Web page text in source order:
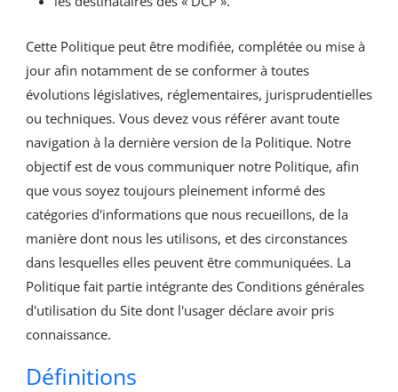
Cette Politique peut être modifiée, complétée ou mise à
jour afin notamment de se conformer à toutes
évolutions législatives, réglementaires, jurisprudentielles
ou techniques. Vous devez vous référer avant toute
navigation à la dernière version de la Politique. Notre
objectif est de vous communiquer notre Politique, afin
que vous soyez toujours pleinement informé des
catégories d'informations que nous recueillons, de la
manière dont nous les utilisons, et des circonstances
dans lesquelles elles peuvent être communiquées. La
Politique fait partie intégrante des Conditions générales
d'utilisation du Site dont l'usager déclare avoir pris
connaissance.
Définitions